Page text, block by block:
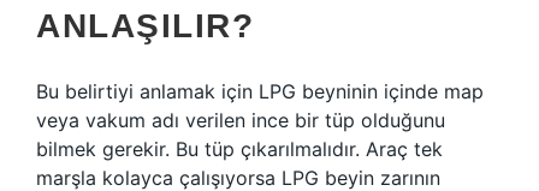
ANLAŞILIR?
Bu belirtiyi anlamak için LPG beyninin içinde map
veya vakum adı verilen ince bir tüp olduğunu
bilmek gerekir. Bu tüp çıkarılmalıdır. Araç tek
marşla kolayca çalışıyorsa LPG beyin zarının